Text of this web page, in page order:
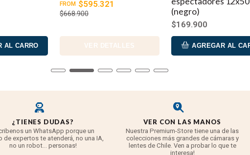
sin usar plomo ni arsénico
con una clasificación de IPX7 y resistente al nemallamiento
el pulgar y almohadillas de palma elevadas para un agarre cómodo y
AL CARRO
FROM $595.321
$668.900
VER DETALLES
(negro)
$169.900
AGREGAR AL
¿TIENES DUDAS?
un WhatsApp porque un
de expertos te atenderá, no una IA,
no un robot... personas!
VER CON LAS MANOS
Nuestra Premium-Store tiene una de las
colecciones más grandes de cámaras y
lentes de Chile. Ven a probar lo que te
interesa!